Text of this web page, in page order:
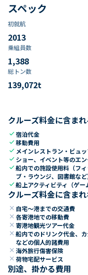
スペック
初就航
2013
乗組員数​
1,388
総トン数​
139,072t
クルーズ料金に含ま
check宿泊代金
check移動費用
check メインレストラン・ビュ
check ショー、イベント等のエ
check船内での施設使用料（フ
ブ・ラウンジ、図書館など
check船上アクティビティ（ゲー
クルーズ料金に含ま
close 自宅～港までの交通費
close 各寄港地での移動費
close 寄港地観光ツアー代金
close 船内でのドリンク代金、
などの個人的諸費用
close 海外旅行傷害保険
close 荷物宅配サービス
別途、掛かる費用